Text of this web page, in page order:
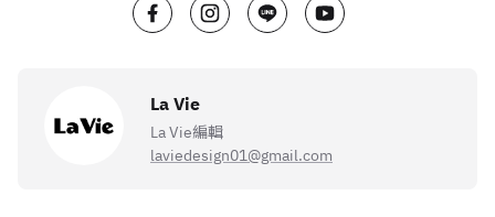
La Vie
La Vie編輯
laviedesign01@gmail.com